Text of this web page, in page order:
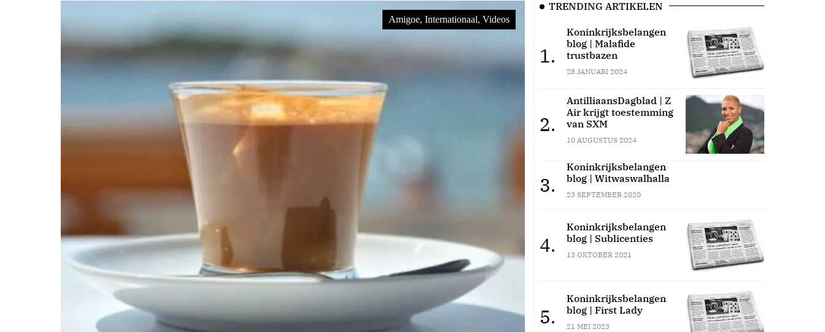
Amigoe, Internationaal, Videos
Videos, Internationaal, Democracy Now!
TRENDING ARTIKELEN
1.
Koninkrijksbelangen
blog | Malafide
trustbazen
28 JANUARI 2024
2.
AntilliaansDagblad | Z
Air krijgt toestemming
van SXM
10 AUGUSTUS 2024
3.
Koninkrijksbelangen
blog | Witwaswalhalla
23 SEPTEMBER 2020
4.
Koninkrijksbelangen
blog | Sublicenties
13 OKTOBER 2021
5.
Koninkrijksbelangen
blog | First Lady
21 MEI 2023